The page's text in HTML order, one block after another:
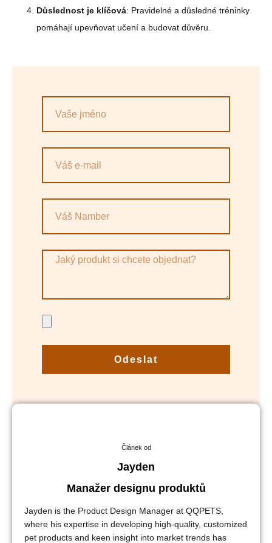
Důslednost je klíčová: Pravidelné a důsledné tréninky
pomáhají upevňovat učení a budovat důvěru.
Odeslat
Článek od
Jayden
Manažer designu produktů
Jayden is the Product Design Manager at QQPETS,
where his expertise in developing high-quality, customized
pet products and keen insight into market trends has